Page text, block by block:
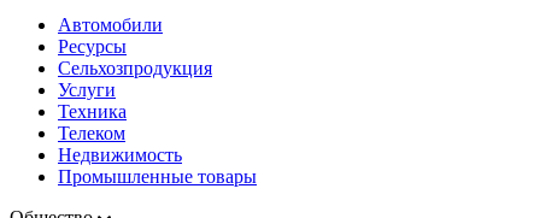
Автомобили
Ресурсы
Сельхозпродукция
Услуги
Техника
Телеком
Недвижимость
Промышленные товары